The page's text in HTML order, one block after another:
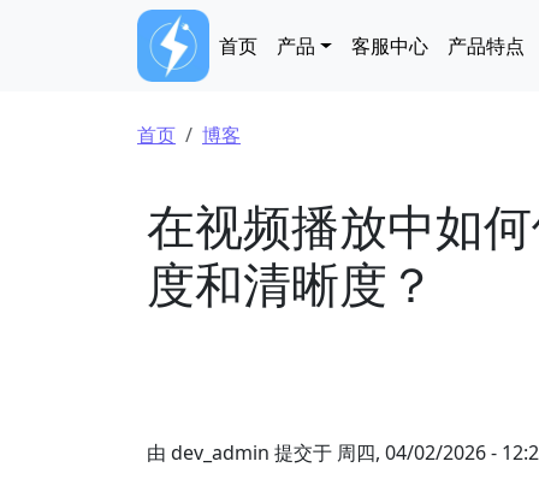
Main navigation
首页 产品 客服中心 产品特点
面包屑
首页 博客
在视频播放中如
度和清晰度？
由 dev_admin 提交于 周四, 04/02/2026 -